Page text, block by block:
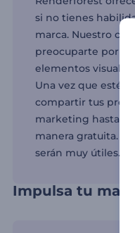
si no tienes
marca. Nuestro
preocuparte por
elementos
Una vez que estés
compartir tus
marketing hasta
manera gratuita. Y
serán muy útiles.
Impulsa tu